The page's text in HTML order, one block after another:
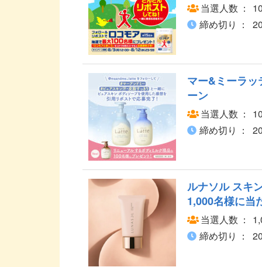
当選人数
締め切り
マー&ミーラ
ーン
当選人数
締め切り
ルナソル スキ
1,000名様に当
当選人数
締め切り